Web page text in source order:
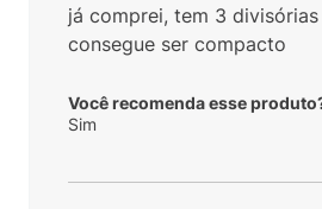
já comprei, tem 3 divisórias
consegue ser compacto
Você recomenda esse
Sim